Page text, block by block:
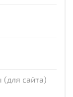
(для сайта)